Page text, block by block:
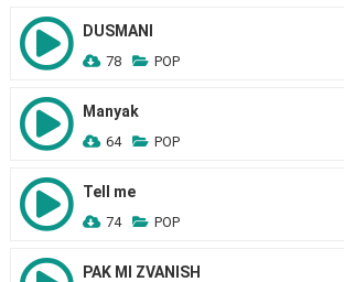
DUSMANI
78 POP
Manyak
64 POP
Tell me
74 POP
PAK MI ZVANISH